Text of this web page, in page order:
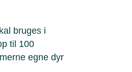
bruges i
til 100
egne dyr